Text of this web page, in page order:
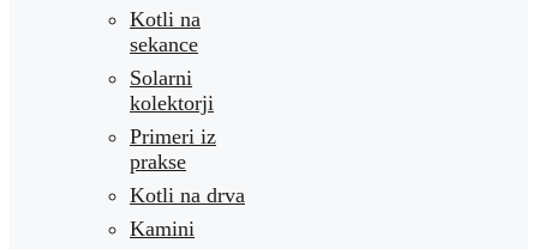
Kotli na
sekance
Solarni
kolektorji
Primeri iz
prakse
Kotli na drva
Kamini